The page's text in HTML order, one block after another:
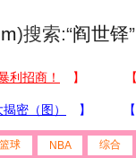
)搜索:“阎世铎
篮球 NBA 综合